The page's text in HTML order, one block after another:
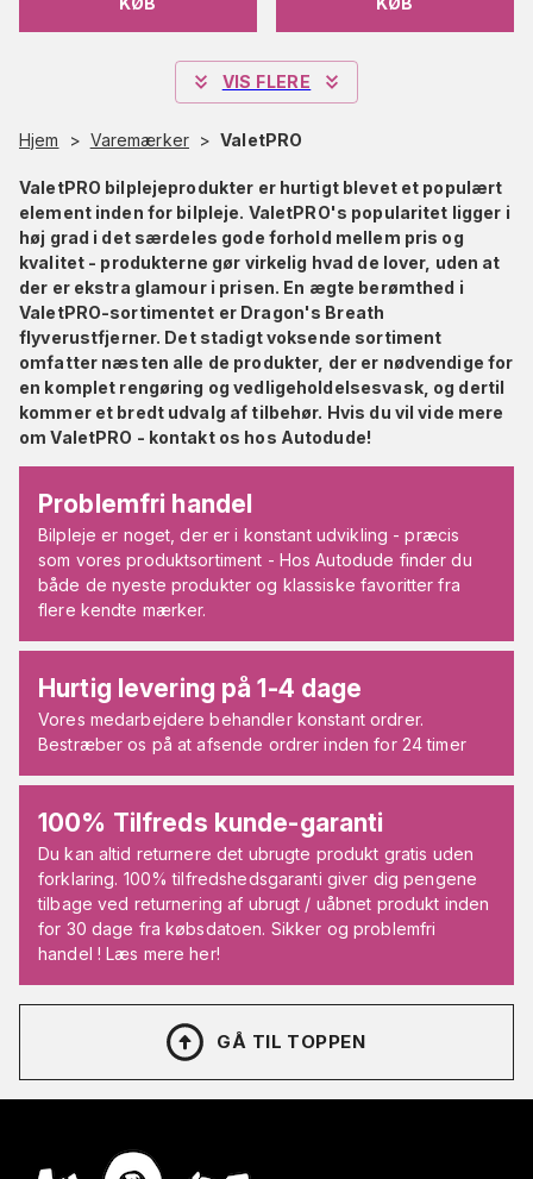
VIS FLERE
Hjem > Varemærker > ValetPRO
ValetPRO bilplejeprodukter er hurtigt blevet et populært
element inden for bilpleje. ValetPRO's popularitet ligger i
høj grad i det særdeles gode forhold mellem pris og
kvalitet - produkterne gør virkelig hvad de lover, uden at
der er ekstra glamour i prisen. En ægte berømthed i
ValetPRO-sortimentet er Dragon's Breath
flyverustfjerner. Det stadigt voksende sortiment
omfatter næsten alle de produkter, der er nødvendige for
en komplet rengøring og vedligeholdelsesvask, og dertil
kommer et bredt udvalg af tilbehør. Hvis du vil vide mere
om ValetPRO - kontakt os hos Autodude!
Problemfri handel
Bilpleje er noget, der er i konstant udvikling - præcis
som vores produktsortiment - Hos Autodude finder du
både de nyeste produkter og klassiske favoritter fra
flere kendte mærker.
Hurtig levering på 1-4 dage
Vores medarbejdere behandler konstant ordrer.
Bestræber os på at afsende ordrer inden for 24 timer
100% Tilfreds kunde-garanti
Du kan altid returnere det ubrugte produkt gratis uden
forklaring. 100% tilfredshedsgaranti giver dig pengene
tilbage ved returnering af ubrugt / uåbnet produkt inden
for 30 dage fra købsdatoen. Sikker og problemfri
handel ! Læs mere her!
GÅ TIL TOPPEN